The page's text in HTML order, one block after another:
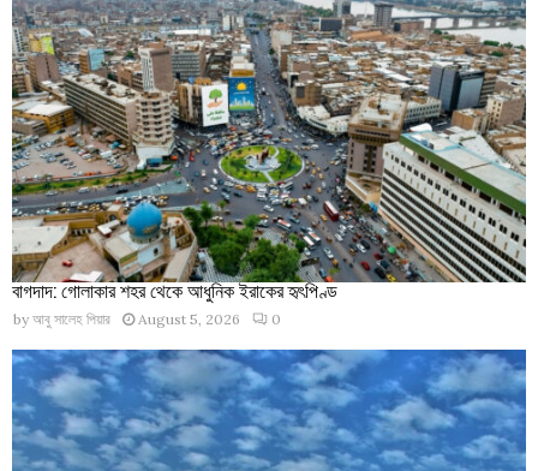
বাগদাদ: গোলাকার শহর থেকে আধুনিক ইরাকের হৃৎপিণ্ড
by আবু সালেহ পিয়ার August 5, 2026 0